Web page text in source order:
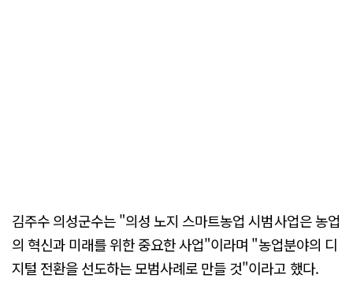
김주수 의성군수는 "의성 노지 스마트농업 시범사업은 농업
의 혁신과 미래를 위한 중요한 사업"이라며 "농업분야의 디
지털 전환을 선도하는 모범사례로 만들 것"이라고 했다.